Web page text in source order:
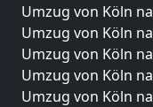
Umzug von Köln
Umzug von Köln
Umzug von Köln
Umzug von Köln
Umzug von Köln